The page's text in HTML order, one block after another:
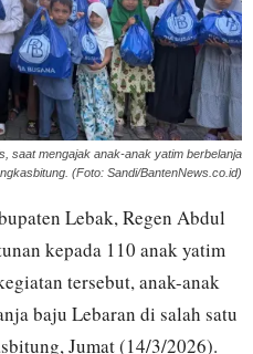
saat mengajak anak-anak yatim berbelanja
(Foto: Sandi/BantenNews.co.id)
Lebak, Regen Abdul
kepada 110 anak yatim
tersebut, anak-anak
baju Lebaran di salah satu
Jumat (14/3/2026).